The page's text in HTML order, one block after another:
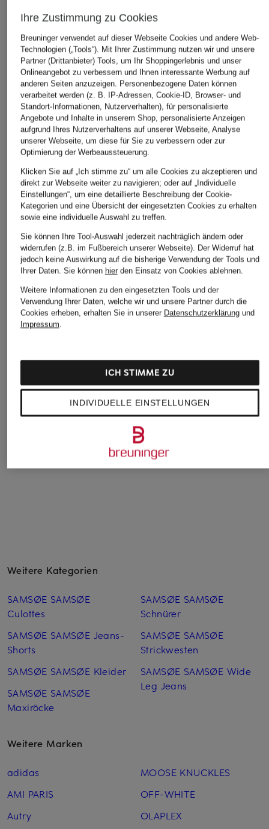
CHF 75
Ursprünglich:CHF 40
Weitere Kategorien
SAMSØE SAMSØE
Culottes
SAMSØE SAMSØE Jeans-
Shorts
SAMSØE SAMSØE Kleider
SAMSØE SAMSØE
Maxiröcke
SAMSØE SAMSØE
Schnürer
SAMSØE SAMSØE
Strickwesten
SAMSØE SAMSØE Wide
Leg Jeans
Weitere Marken
adidas
AMI PARIS
Autry
MOOSE KNUCKLES
OFF-WHITE
OLAPLEX
Ihre Zustimmung zu Cookies
Breuninger verwendet auf dieser Webseite Cookies und andere Web-
Technologien („Tools“). Mit Ihrer Zustimmung nutzen wir und unsere
Partner (Drittanbieter) Tools, um Ihr Shoppingerlebnis und unser
Onlineangebot zu verbessern und Ihnen interessante Werbung auf
anderen Seiten anzuzeigen. Personenbezogene Daten können
verarbeitet werden (z. B. IP-Adressen, Cookie-ID, Browser- und
Standort-Informationen, Nutzerverhalten), für personalisierte
Angebote und Inhalte in unserem Shop, personalisierte Anzeigen
aufgrund Ihres Nutzerverhaltens auf unserer Webseite, Analyse
unserer Webseite, um diese für Sie zu verbessern oder zur
Optimierung der Werbeaussteuerung.
Klicken Sie auf „Ich stimme zu“ um alle Cookies zu akzeptieren und
direkt zur Webseite weiter zu navigieren; oder auf „Individuelle
Einstellungen“, um eine detaillierte Beschreibung der Cookie-
Kategorien und eine Übersicht der eingesetzten Cookies zu erhalten
sowie eine individuelle Auswahl zu treffen.
Sie können Ihre Tool-Auswahl jederzeit nachträglich ändern oder
widerrufen (z.B. im Fußbereich unserer Webseite). Der Widerruf hat
jedoch keine Auswirkung auf die bisherige Verwendung der Tools und
Ihrer Daten. Sie können hierden Einsatz von Cookies ablehnen.
Weitere Informationen zu den eingesetzten Tools und der
Verwendung Ihrer Daten, welche wir und unsere Partner durch die
Cookies erheben, erhalten Sie in unserer Datenschutzerklärungund
Impressum.
INDIVIDUELLE EINSTELLUNGEN
ICH STIMME ZU